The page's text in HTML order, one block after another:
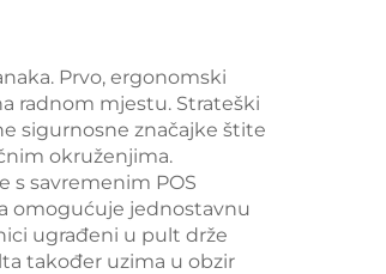
Prvo, ergonomski
radnom mjestu. Strateški
sigurnosne značajke štite
okruženjima.
s savremenim POS
omogućuje jednostavnu
ugrađeni u pult drže
također uzima u obzir